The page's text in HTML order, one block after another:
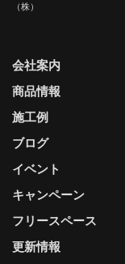
（株）
更新情報
会社案内
商品情報
施工例
ブログ
イベント
キャンペーン
フリースペース